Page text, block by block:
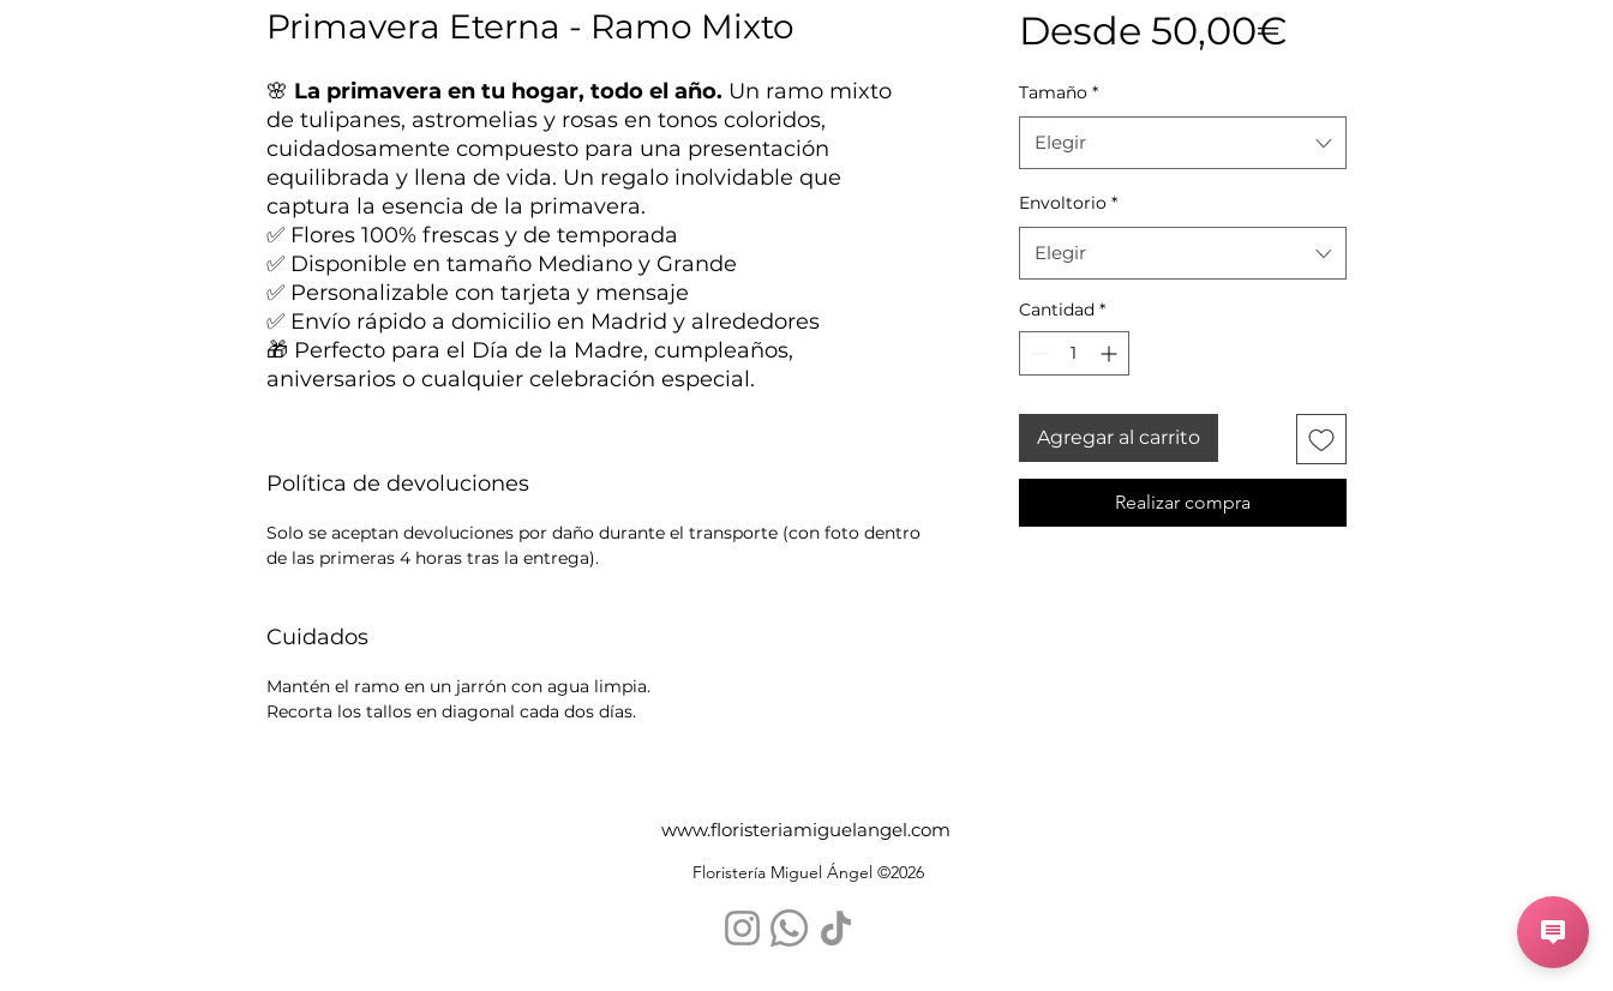
Primavera Eterna - Ramo Mixto
🌸 La primavera en tu hogar, todo el año. Un ramo mixto
de tulipanes, astromelias y rosas en tonos coloridos,
cuidadosamente compuesto para una presentación
equilibrada y llena de vida. Un regalo inolvidable que
captura la esencia de la primavera.
✅ Flores 100% frescas y de temporada
✅ Disponible en tamaño Mediano y Grande
✅ Personalizable con tarjeta y mensaje
✅ Envío rápido a domicilio en Madrid y alrededores
🎁 Perfecto para el Día de la Madre, cumpleaños,
aniversarios o cualquier celebración especial.
Política de devoluciones
Solo se aceptan devoluciones por daño durante el transporte (con foto dentro
de las primeras 4 horas tras la entrega).
Cuidados
Mantén el ramo en un jarrón con agua limpia.
Recorta los tallos en diagonal cada dos días.
Desde 50,00€
oferta
Tamaño *
Elegir
Envoltorio *
Elegir
Cantidad *
Agregar al carrito
Realizar compra
www.floristeriamiguelangel.com
Floristería Miguel Ángel ©2026